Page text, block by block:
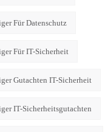
Für Datenschutz
Für IT-Sicherheit
Gutachten IT-Sicherheit
IT-Sicherheitsgutachten